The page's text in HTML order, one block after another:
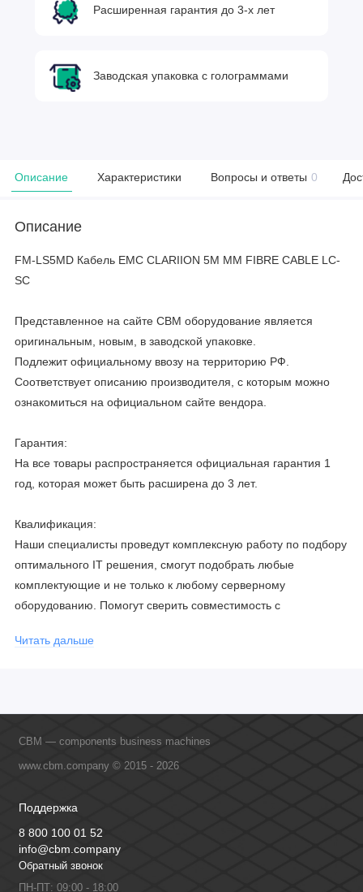
Расширенная гарантия до 3-х лет
Заводская упаковка с голограммами
Описание Характеристики Вопросы и ответы 0
Описание
FM-LS5MD Кабель EMC CLARIION 5M MM FIBRE CABLE LC-
SC
Представленное на сайте CBM оборудование является
оригинальным, новым, в заводской упаковке.
Подлежит официальному ввозу на территорию РФ.
Соответствует описанию производителя, с которым можно
ознакомиться на официальном сайте вендора.
Гарантия:
На все товары распространяется официальная гарантия 1
год, которая может быть расширена до 3 лет.
Квалификация:
Наши специалисты проведут комплексную работу по подбору
оптимального IT решения, смогут подобрать любые
комплектующие и не только к любому серверному
оборудованию. Помогут сверить совместимость с
официальными производителями и проводим регулярное
Читать дальше
CBM — components business machines
www.cbm.company © 2015 - 2026
Поддержка
8 800 100 01 52
info@cbm.company
Обратный звонок
ПН-ПТ: 09:00 - 18:00